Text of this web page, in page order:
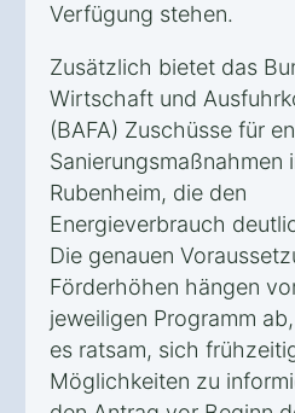
Verfügung stehen.
Zusätzlich bietet das
Wirtschaft und
(BAFA) Zuschüsse für
Sanierungsmaßnahmen
Rubenheim, die den
Energieverbrauch
Die genauen
Förderhöhen hängen
jeweiligen Programm
es ratsam, sich
Möglichkeiten zu